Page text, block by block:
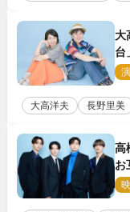
大
台
他
大高洋夫 長野里美
高
お
ク